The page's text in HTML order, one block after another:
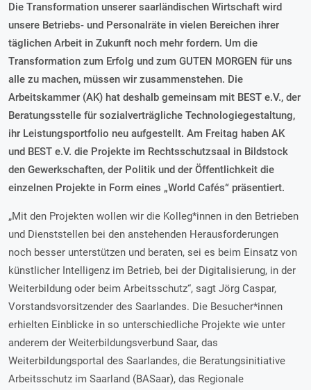
Die Transformation unserer saarländischen Wirtschaft wird
unsere Betriebs- und Personalräte in vielen Bereichen ihrer
täglichen Arbeit in Zukunft noch mehr fordern. Um die
Transformation zum Erfolg und zum GUTEN MORGEN für uns
alle zu machen, müssen wir zusammenstehen. Die
Arbeitskammer (AK) hat deshalb gemeinsam mit BEST e.V., der
Beratungsstelle für sozialverträgliche Technologiegestaltung,
ihr Leistungsportfolio neu aufgestellt. Am Freitag haben AK
und BEST e.V. die Projekte im Rechtsschutzsaal in Bildstock
den Gewerkschaften, der Politik und der Öffentlichkeit die
einzelnen Projekte in Form eines „World Cafés“ präsentiert.
„Mit den Projekten wollen wir die Kolleg*innen in den Betrieben
und Dienststellen bei den anstehenden Herausforderungen
noch besser unterstützen und beraten, sei es beim Einsatz von
künstlicher Intelligenz im Betrieb, bei der Digitalisierung, in der
Weiterbildung oder beim Arbeitsschutz“, sagt Jörg Caspar,
Vorstandsvorsitzender des Saarlandes. Die Besucher*innen
erhielten Einblicke in so unterschiedliche Projekte wie unter
anderem der Weiterbildungsverbund Saar, das
Weiterbildungsportal des Saarlandes, die Beratungsinitiative
Arbeitsschutz im Saarland (BASaar), das Regionale